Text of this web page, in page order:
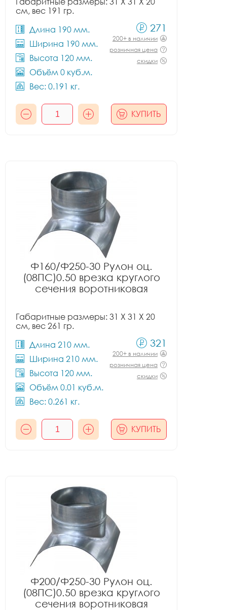
см, вес 191 гр.
Длина 190 мм.
Ширина 190 мм.
Высота 120 мм.
Объём 0 куб.м.
Вес: 0.191 кг.
271
200+ в наличии
розничная цена
скидки
КУПИТЬ
Ф160/Ф250-30 Рулон оц.
(08ПС)0.50 врезка круглого
сечения воротниковая
Габаритные размеры: 31 X 31 X 20
см, вес 261 гр.
Длина 210 мм.
Ширина 210 мм.
Высота 120 мм.
Объём 0.01 куб.м.
Вес: 0.261 кг.
321
200+ в наличии
розничная цена
скидки
КУПИТЬ
Ф200/Ф250-30 Рулон оц.
(08ПС)0.50 врезка круглого
сечения воротниковая